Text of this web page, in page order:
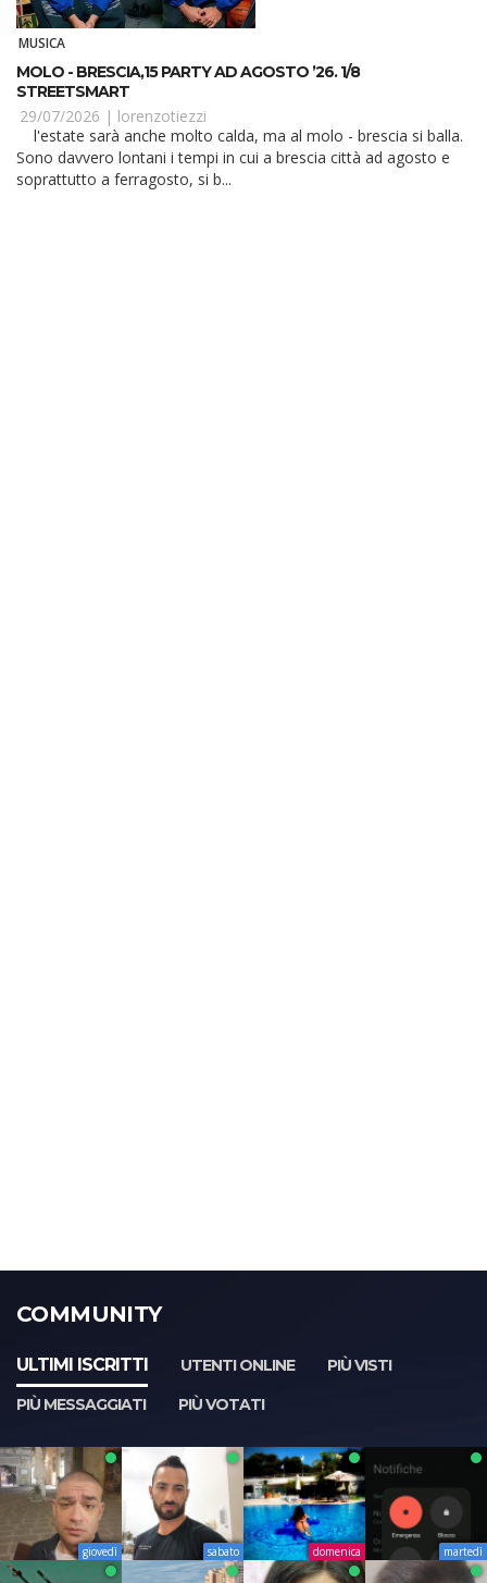
MUSICA
MOLO - BRESCIA,15 PARTY AD AGOSTO ’26. 1/8
STREETSMART
29/07/2026 | lorenzotiezzi
Sono davvero lontani i tempi in cui a brescia città ad agosto e
soprattutto a ferragosto, si b...
COMMUNITY
ULTIMI ISCRITTI UTENTI ONLINE
PIÙ VISTI
PIÙ MESSAGGIATI
PIÙ VOTATI
giovedì sabato domenica martedì